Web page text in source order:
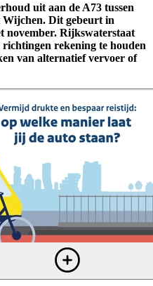
uit aan de A73 tussen
Dit gebeurt in
november. Rijkswaterstaat
rekening te houden
van alternatief vervoer of